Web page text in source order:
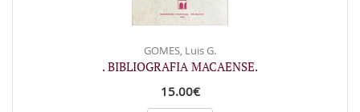
GOMES, Luis G.
. BIBLIOGRAFIA MACAENSE.
15.00€